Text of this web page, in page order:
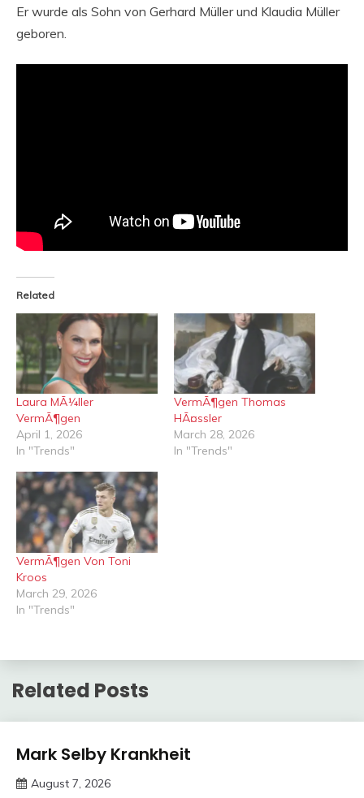
Er wurde als Sohn von Gerhard Müller und Klaudia Müller
geboren.
Related
Laura MÃ¼ller
VermÃ¶gen
April 1, 2026
In "Trends"
VermÃ¶gen Thomas
HÃ¤ssler
March 28, 2026
In "Trends"
VermÃ¶gen Von Toni
Kroos
March 29, 2026
In "Trends"
Related Posts
Trends
Mark Selby Krankheit
August 7, 2026